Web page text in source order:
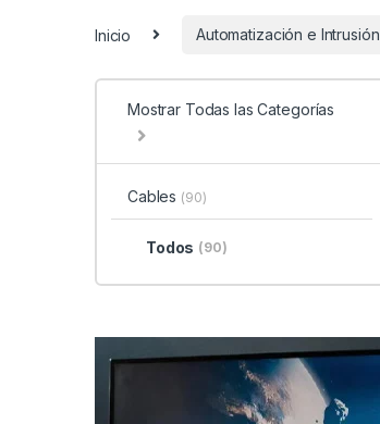
Inicio Automatización e Intrusión
Mostrar Todas las Categorías
Cables (90)
Todos (90)